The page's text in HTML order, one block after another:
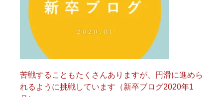
苦戦することもたくさんありますが、円滑に進めら
れるように挑戦しています（新卒ブログ2020年1